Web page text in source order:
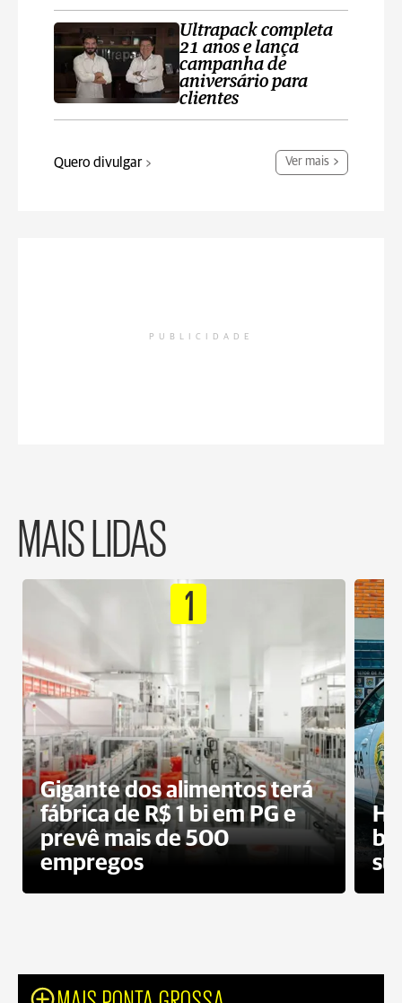
Ultrapack completa
21 anos e lança
campanha de
aniversário para
clientes
Quero divulgar Ver mais
PUBLICIDADE
MAIS LIDAS
1
Gigante dos alimentos terá
fábrica de R$ 1 bi em PG e
prevê mais de 500
empregos